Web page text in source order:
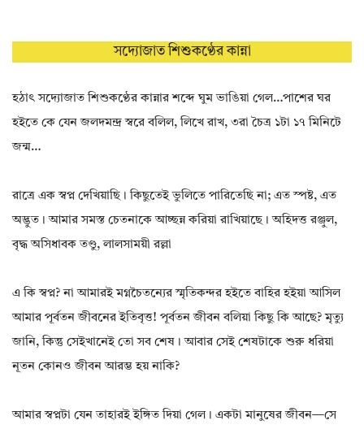
সদ্যোজাত শিশুকণ্ঠের কান্না
হঠাৎ সদ্যোজাত শিশুকণ্ঠের কান্নার শব্দে ঘুম ভাঙিয়া গেল…পাশের ঘর
হইতে কে যেন জলদমন্দ্র স্বরে বলিল, লিখে রাখ, ৩রা চৈত্র ১টা ১৭ মিনিটে
জন্ম…
রাত্রে এক স্বপ্ন দেখিয়াছি। কিছুতেই ভুলিতে পারিতেছি না; এত স্পষ্ট, এত
অদ্ভুত। আমার সমস্ত চেতনাকে আচ্ছন্ন করিয়া রাখিয়াছে। অহিদত্ত রঞ্জুল,
বৃদ্ধ অসিধাবক তণ্ডু, লালসাময়ী রল্লা
এ কি স্বপ্ন? না আমারই মগ্নচৈতন্যের স্মৃতিকন্দর হইতে বাহির হইয়া আসিল
আমার পূর্বতন জীবনের ইতিবৃত্ত! পূর্বতন জীবন বলিয়া কিছু কি আছে? মৃত্যু
জানি, কিন্তু সেইখানেই তো সব শেষ। আবার সেই শেষটাকে শুরু ধরিয়া
নূতন কোনও জীবন আরম্ভ হয় নাকি?
আমার স্বপ্নটা যেন তাহারই ইঙ্গিত দিয়া গেল। একটা মানুষের জীবন—সে